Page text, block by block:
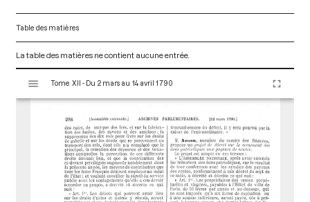
Table des matières
La table des matières ne contient aucune entrée.
s
Tome XII - Du 2 mars au 14 avril 1790